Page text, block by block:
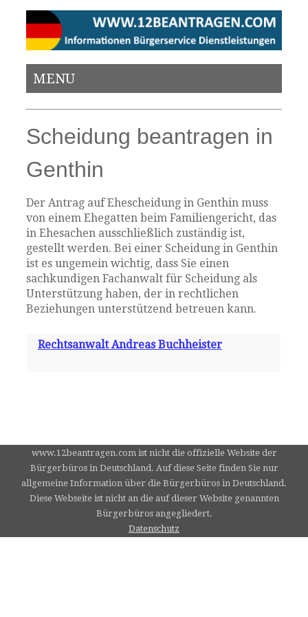
MENU
Scheidung beantragen in
Genthin
Der Antrag auf Ehescheidung in Genthin muss
von einem Ehegatten beim Familiengericht, das
in Ehesachen ausschließlich zuständig ist,
gestellt werden. Bei einer Scheidung in Genthin
ist es ungemein wichtig, dass Sie einen
sachkundigen Fachanwalt für Scheidung als
Unterstützung haben, der in rechtlichen
Beziehungen unterstützend betreuen kann.
Rechtsanwalt Andreas Buchheister
www.12beantragen.com ist nicht die offizielle Website der
Bürgerbüros in Deutschland. Auf diese Seite finden Sie nur
allgemeine Information über die Bürgerbüros in Deutschland.
Diese Webseite ist nicht an die auf dieser Website genannten
Bürgerbüros angegliedert.
Datenschutz